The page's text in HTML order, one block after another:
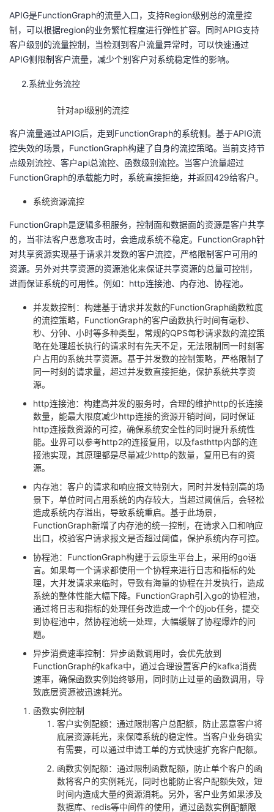
APIG是FunctionGraph的流量入口，支持Region级别总的流量控
制，可以根据region的业务繁忙程度进行弹性扩容。同时APIG支持
客户级别的流量控制，当检测到客户流量异常时，可以快速通过
APIG侧限制客户流量，减少个别客户对系统稳定性的影响。
2.系统业务流控
针对api级别的流控
客户流量通过APIG后，走到FunctionGraph的系统侧。基于APIG流
控失效的场景， FunctionGraph构建了自身的流控策略。当前支持节
点级别流控、客户api总流控、函数级别流控。当客户流量超过
FunctionGraph的承载能力时，系统直接拒绝，并返回429给客户。
系统资源流控
FunctionGraph是逻辑多租服务，控制面和数据面的资源是客户共享
的，当非法客户恶意攻击时，会造成系统不稳定。 FunctionGraph针
对共享资源实现基于请求并发数的客户流控，严格限制客户可用的
资源。另外对共享资源的资源池化来保证共享资源的总量可控制，
进而保证系统的可用性。例如： http连接池、内存池、协程池。
并发数控制：构建基于请求并发数的FunctionGraph函数粒度
的流控策略， FunctionGraph的客户函数执行时间有毫秒、
秒、分钟、小时等多种类型，常规的QPS每秒请求数的流控策
略在处理超长执行的请求时有先天不足，无法限制同一时刻客
户占用的系统共享资源。基于并发数的控制策略，严格限制了
同一时刻的请求量，超过并发数直接拒绝，保护系统共享资
源。
http连接池：构建高并发的服务时，合理的维护http的长连接
数量，能最大限度减少http连接的资源开销时间，同时保证
http连接数资源的可控，确保系统安全性的同时提升系统性
能。业界可以参考http2的连接复用，以及fasthttp内部的连
接池实现，其原理都是尽量减少http的数量，复用已有的资
源。
内存池：客户的请求和响应报文特别大，同时并发特别高的场
景下，单位时间占用系统的内存较大，当超过阈值后，会轻松
造成系统内存溢出，导致系统重启。基于此场景，
FunctionGraph新增了内存池的统一控制，在请求入口和响应
出口，校验客户请求报文是否超过阈值，保护系统内存可控。
协程池： FunctionGraph构建于云原生平台上，采用的go语
言。如果每一个请求都使用一个协程来进行日志和指标的处
理，大并发请求来临时，导致有海量的协程在并发执行，造成
系统的整体性能大幅下降。 FunctionGraph引入go的协程池，
通过将日志和指标的处理任务改造成一个个的job任务，提交
到协程池中，然协程池统一处理，大幅缓解了协程爆炸的问
题。
异步消费速率控制：异步函数调用时，会优先放到
FunctionGraph的kafka中，通过合理设置客户的kafka消费
速率，确保函数实例始终够用，同时防止过量的函数调用，导
致底层资源被迅速耗光。
函数实例控制
客户实例配额：通过限制客户总配额，防止恶意客户将
底层资源耗光，来保障系统的稳定性。当客户业务确实
有需要，可以通过申请工单的方式快速扩充客户配额。
函数实例配额：通过限制函数配额，防止单个客户的函
数将客户的实例耗光，同时也能防止客户配额失效，短
时间内造成大量的资源消耗。另外，客户业务如果涉及
数据库、 redis等中间件的使用，通过函数实例配额限